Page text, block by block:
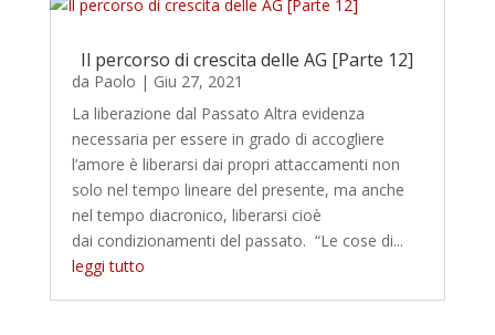
Il percorso di crescita delle AG [Parte 12]
da Paolo | Giu 27, 2021
La liberazione dal Passato Altra evidenza
necessaria per essere in grado di accogliere
l’amore è liberarsi dai propri attaccamenti non
solo nel tempo lineare del presente, ma anche
nel tempo diacronico, liberarsi cioè
dai condizionamenti del passato. “Le cose di...
leggi tutto